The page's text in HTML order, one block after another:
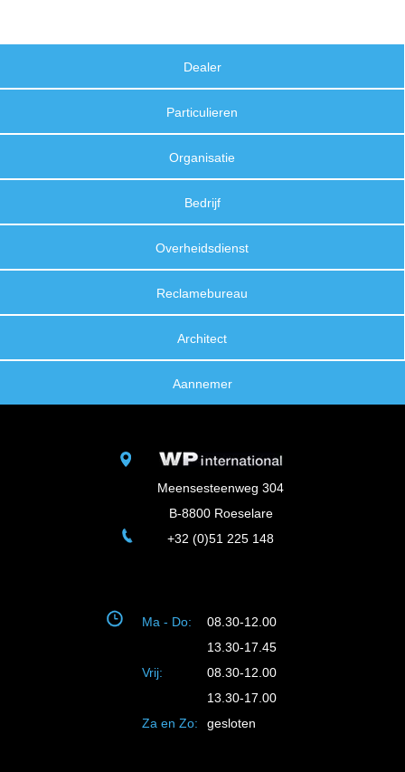
Dealer
Particulieren
Organisatie
Bedrijf
Overheidsdienst
Reclamebureau
Architect
Aannemer
Meensesteenweg 304
B-8800 Roeselare
+32 (0)51 225 148
Ma - Do:
08.30-12.00
13.30-17.45
Vrij:
08.30-12.00
13.30-17.00
Za en Zo:
gesloten